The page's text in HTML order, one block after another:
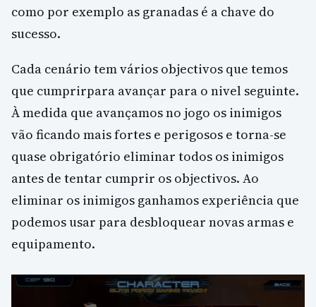
como por exemplo as granadas é a chave do
sucesso.
Cada cenário tem vários objectivos que temos
que cumprirpara avançar para o nivel seguinte.
À medida que avançamos no jogo os inimigos
vão ficando mais fortes e perigosos e torna-se
quase obrigatório eliminar todos os inimigos
antes de tentar cumprir os objectivos. Ao
eliminar os inimigos ganhamos experiência que
podemos usar para desbloquear novas armas e
equipamento.